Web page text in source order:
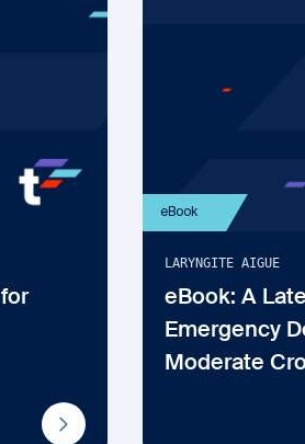
eBook
LARYNGITE AIGUE
eBook: A
Emergency
Moderate